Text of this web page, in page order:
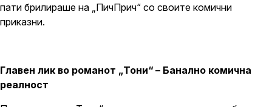
пати брилираше на „ПичПрич“ со своите комични
приказни.
Главен лик во романот „Тони“ – Банално комична
реалност